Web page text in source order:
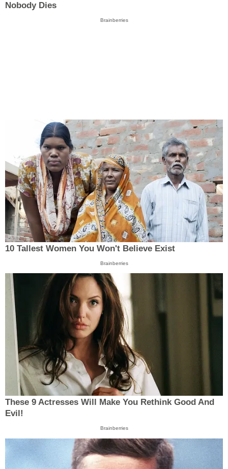
Nobody Dies
Brainberries
10 Tallest Women You Won't Believe Exist
Brainberries
These 9 Actresses Will Make You Rethink Good And
Evil!
Brainberries